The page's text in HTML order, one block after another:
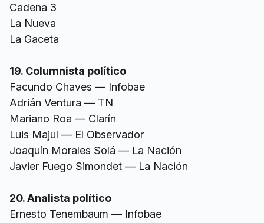
Cadena 3
La Nueva
La Gaceta
19. Columnista político
Facundo Chaves — Infobae
Adrián Ventura — TN
Mariano Roa — Clarín
Luis Majul — El Observador
Joaquín Morales Solá — La Nación
Javier Fuego Simondet — La Nación
20. Analista político
Ernesto Tenembaum — Infobae